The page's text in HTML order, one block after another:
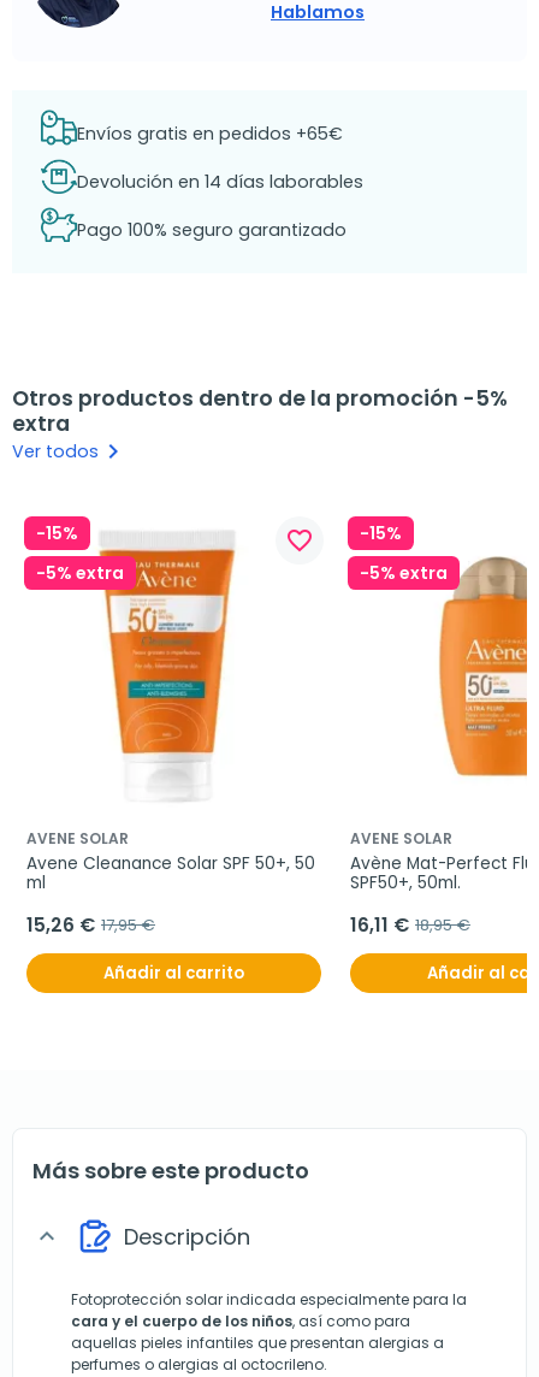
Hablamos
Envíos gratis en pedidos +65€
Devolución en 14 días laborables
Pago 100% seguro garantizado
Otros productos dentro de la promoción -5%
extra
Ver todos keyboard_arrow_right
-15%
-5% extra
favorite_border
AVENE SOLAR
Avene Cleanance Solar SPF 50+, 50
ml
15,26 € 17,95 €
Añadir al carrito
-15%
-5% extra
AVENE SOLAR
Avène Mat-Perfect
SPF50+, 50ml.
16,11 € 18,95 €
Añadir al
Más sobre este producto
expand_more Descripción
Fotoprotección solar indicada especialmente para la
cara y el cuerpo de los niños, así como para
aquellas pieles infantiles que presentan alergias a
perfumes o alergias al octocrileno.